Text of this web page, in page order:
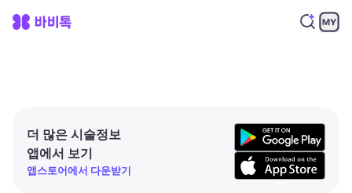
더 많은 시술정보
앱에서 보기
앱스토어에서 다운받기